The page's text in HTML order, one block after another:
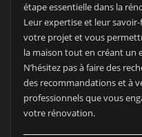
étape essentielle dans la
Leur expertise et leur
votre projet et vous
la maison tout en créant un
N’hésitez pas à faire des
des recommandations et à
professionnels que vous
votre rénovation.